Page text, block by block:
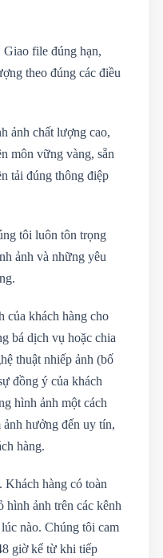
file đúng hạn,
theo đúng các điều
ảnh chất lượng cao,
môn vững vàng, sẵn
tải đúng thông điệp
tôi luôn tôn trọng
ảnh và những yêu
của khách hàng cho
bá dịch vụ hoặc chia
thuật nhiếp ảnh (bố
đồng ý của khách
hình ảnh một cách
hưởng đến uy tín,
hàng.
Khách hàng có toàn
hình ảnh trên các kênh
nào. Chúng tôi cam
giờ kể từ khi tiếp